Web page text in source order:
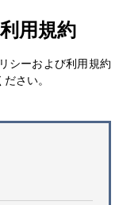
用規約
シーおよび利用規約
さい。